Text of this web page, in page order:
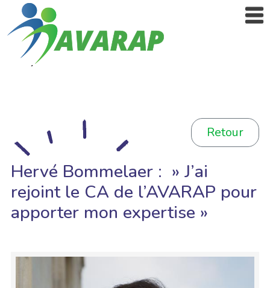
Retour
Hervé Bommelaer : » J’ai
rejoint le CA de l’AVARAP pour
apporter mon expertise »